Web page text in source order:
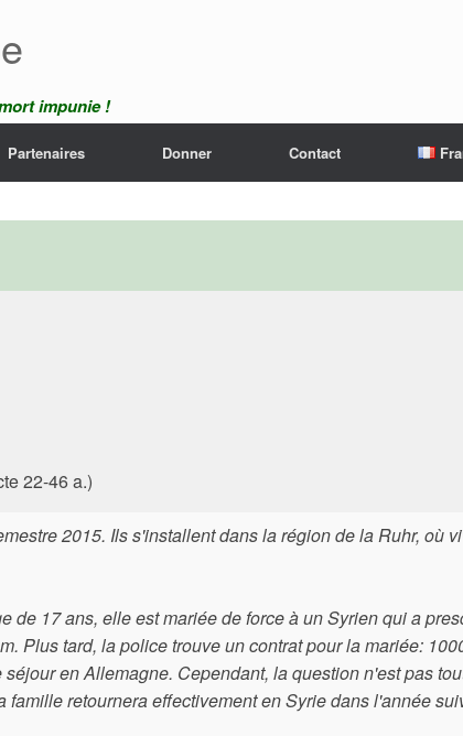
impunie !
Partenaires Donner Contact
22-46 a.)
2015. Ils s'installent dans la région de la Ruhr, où
de 17 ans, elle est mariée de force à un Syrien qui a
Plus tard, la police trouve un contrat pour la mariée:
en Allemagne. Cependant, la question n'est pas
retournera effectivement en Syrie dans l'année